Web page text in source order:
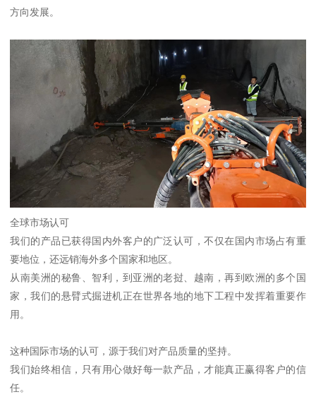
方向发展。
全球市场认可
我们的产品已获得国内外客户的广泛认可，不仅在国内市场占有重
要地位，还远销海外多个国家和地区。
从南美洲的秘鲁、智利，到亚洲的老挝、越南，再到欧洲的多个国
家，我们的悬臂式掘进机正在世界各地的地下工程中发挥着重要作
用。
这种国际市场的认可，源于我们对产品质量的坚持。
我们始终相信，只有用心做好每一款产品，才能真正赢得客户的信
任。